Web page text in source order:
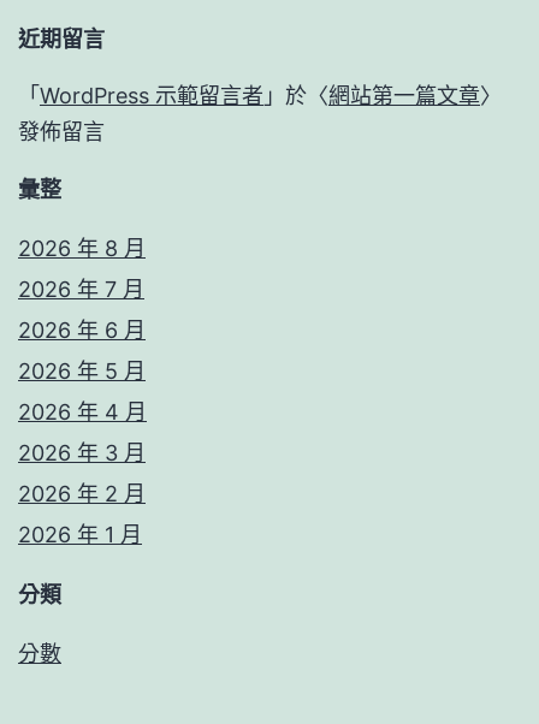
近期留言
「 WordPress 示範留言者 」於〈網站第一篇文章〉
發佈留言
彙整
2026 年 8 月
2026 年 7 月
2026 年 6 月
2026 年 5 月
2026 年 4 月
2026 年 3 月
2026 年 2 月
2026 年 1 月
分類
分數